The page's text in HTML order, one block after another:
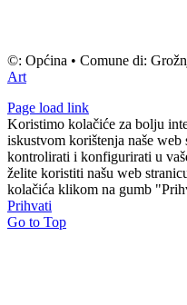
©: Općina • Comune di:
Art
Page load link
Koristimo kolačiće za bolju
iskustvom korištenja naše web
kontrolirati i konfigurirati u
želite koristiti našu web
kolačića klikom na gumb
Prihvati
Go to Top